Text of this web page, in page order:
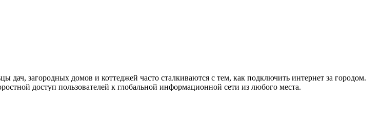
дач, загородных домов и коттеджей часто сталкиваются с тем, как подключить интернет за городом.
доступ пользователей к глобальной информационной сети из любого места.